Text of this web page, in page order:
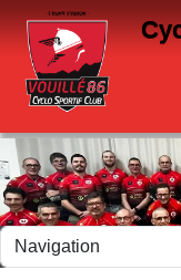
Panneau de gestion